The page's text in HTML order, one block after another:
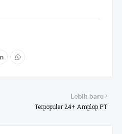
Lebih baru
Terpopuler 24+ Amplop PT